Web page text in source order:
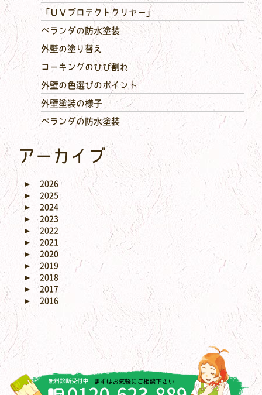
「ＵＶプロテクトクリヤー」
ベランダの防水塗装
外壁の塗り替え
コーキングのひび割れ
外壁の色選びのポイント
外壁塗装の様子
ベランダの防水塗装
アーカイブ
►
2026
►
2025
►
2024
►
2023
►
2022
►
2021
►
2020
►
2019
►
2018
►
2017
►
2016